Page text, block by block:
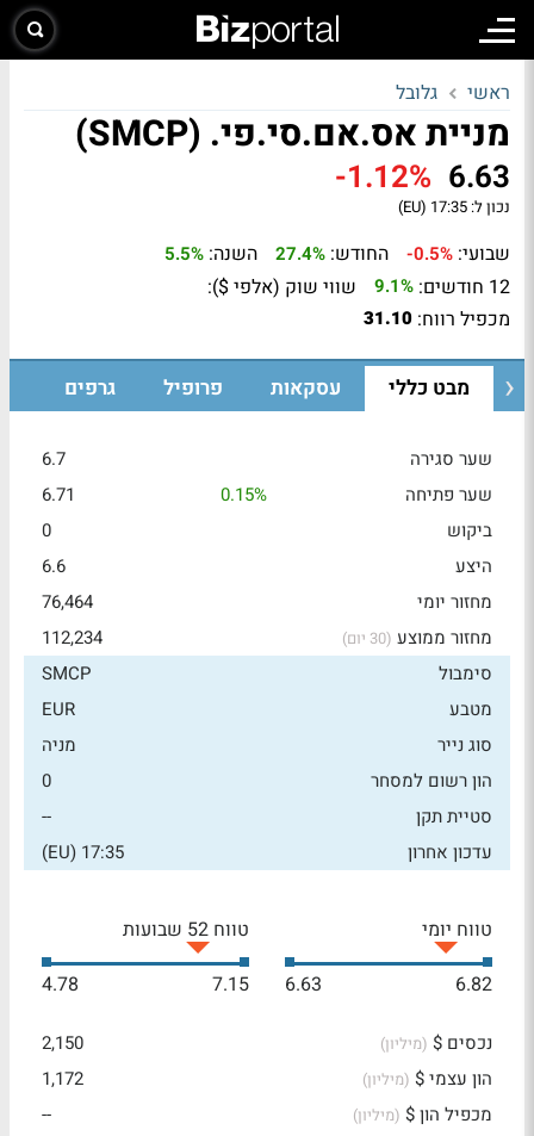
ראשי גלובל
מניית אס.אם.סי.פי. (SMCP)
6.63
-1.12%
נכון ל: 17:35 (EU)
שבועי: -0.5% החודש: 27.4% השנה: 5.5%
12 חודשים: 9.1%
שווי שוק (אלפי $):
מכפיל רווח: 31.10
מבט כללי עסקאות פרופיל גרפים
שער סגירה
6.7
שער פתיחה
0.15%
6.71
ביקוש
0
היצע
6.6
מחזור יומי
76,464
מחזור ממוצע (30 יום)
112,234
סימבול
SMCP
מטבע
EUR
סוג נייר
מניה
הון רשום למסחר
0
סטיית תקן
--
עדכון אחרון
17:35 (EU)
טווח יומי
6.82
6.63
טווח 52 שבועות
7.15
4.78
נכסים $ (מיליון)
2,150
הון עצמי $ (מיליון)
1,172
מכפיל הון $ (מיליון)
--